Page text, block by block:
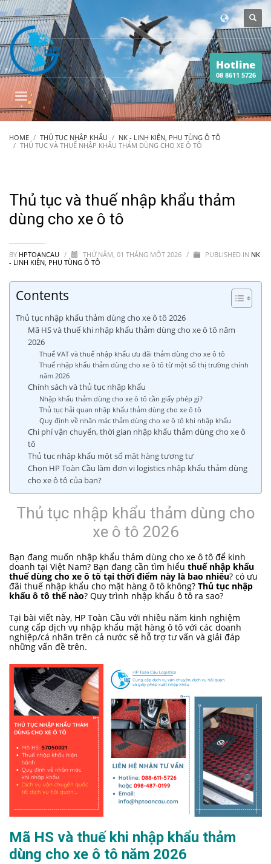
Hotline
08 8611 5726
HOME THỦ TỤC NHẬP KHẨU
NK - LINH KIỆN, PHỤ TÙNG Ô TÔ
THỦ TỤC VÀ THUẾ NHẬP KHẨU THẢM DÙNG CHO XE Ô TÔ
Thủ tục và thuế nhập khẩu thảm
dùng cho xe ô tô
BY HPTOANCAU / THỨ NĂM, 01 THÁNG MỘT 2026 / PUBLISHED IN NK
- LINH KIỆN, PHỤ TÙNG Ô TÔ
Contents
Thủ tục nhập khẩu thảm dùng cho xe ô tô 2026
Mã HS và thuế khi nhập khẩu thảm dùng cho xe ô tô năm
2026
Thuế VAT và thuế nhập khẩu ưu đãi thảm dùng cho xe ô tô
Thuế nhập khẩu thảm dùng cho xe ô tô từ một số thị trường chính
năm 2026
Chính sách và thủ tục nhập khẩu
Nhập khẩu thảm dùng cho xe ô tô cần giấy phép gì?
Thủ tục hải quan nhập khẩu thảm dùng cho xe ô tô
Quy định về nhãn mác thảm dùng cho xe ô tô khi nhập khẩu
Chi phí vận chuyển, thời gian nhập khẩu thảm dùng cho xe ô
tô
Thủ tục nhập khẩu một số mặt hàng tương tự
Chọn HP Toàn Cầu làm đơn vị logistics nhập khẩu thảm dùng
cho xe ô tô của bạn?
Thủ tục nhập khẩu thảm dùng cho
xe ô tô 2026
Bạn đang muốn nhập khẩu thảm dùng cho xe ô tô để kinh
doanh tại Việt Nam? Bạn đang cần tìm hiểu thuế nhập khẩu
thuế dùng cho xe ô tô tại thời điểm này là bao nhiêu? có ưu
đãi thuế nhập khẩu cho mặt hàng ô tô không? Thủ tục nhập
khẩu ô tô thế nào? Quy trình nhập khẩu ô tô ra sao?
Tại bài viết này, HP Toàn Cầu với nhiều năm kinh nghiệm
cung cấp dịch vụ nhập khẩu mặt hàng ô tô với các doanh
nghiệp/cá nhân trên cả nước sẽ hỗ trợ tư vấn và giải đáp
những vấn đề trên.
Mã HS và thuế khi nhập khẩu thảm
dùng cho xe ô tô năm 2026